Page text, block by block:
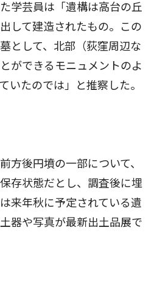
学芸員は「遺構は高台の丘
して建造されたもの。この
として、北部（荻窪周辺な
ができるモニュメントのよ
いたのでは」と推察した。
方後円墳の一部について、
存状態だとし、調査後に埋
来年秋に予定されている遺
器や写真が最新出土品展で